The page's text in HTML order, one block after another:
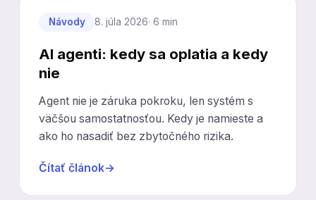
Návody 8. júla 2026· 6 min
AI agenti: kedy sa oplatia a kedy
nie
Agent nie je záruka pokroku, len systém s
väčšou samostatnosťou. Kedy je namieste a
ako ho nasadiť bez zbytočného rizika.
Čítať článok→